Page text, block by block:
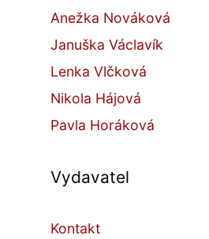
Anežka Nováková
Januška Václavík
Lenka Vlčková
Nikola Hájová
Pavla Horáková
Vydavatel
Kontakt